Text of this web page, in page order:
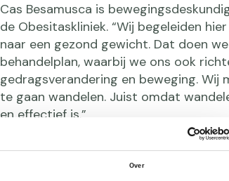
Over
Cas Besamusca is
de Obesitaskliniek. “Wij begeleiden
naar een gezond gewicht. Dat doen
behandelplan, waarbij we ons ook
gedragsverandering en beweging. Wij
te gaan wandelen. Juist omdat
en effectief is.”